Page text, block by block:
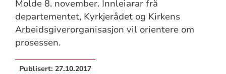
Molde 8. november. Innleiarar frå
departementet, Kyrkjerådet og Kirkens
Arbeidsgiverorganisasjon vil orientere om
prosessen.
Publisert: 27.10.2017